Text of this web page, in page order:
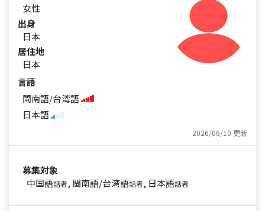
女性
出身
日本
居住地
日本
言語
閩南語/台湾語
日本語
2026/06/10 更新
募集対象
中国語話者, 閩南語/台湾語話者, 日本語話者